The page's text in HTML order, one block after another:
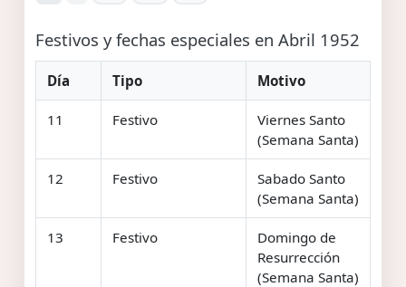
Festivos y fechas especiales en Abril 1952
Día Tipo Motivo
11 Festivo
Viernes Santo
(Semana Santa)
12 Festivo
Sabado Santo
(Semana Santa)
13 Festivo
Domingo de
Resurrección
(Semana Santa)